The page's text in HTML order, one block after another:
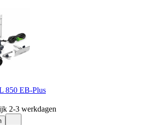
850 EB-Plus
2-3 werkdagen